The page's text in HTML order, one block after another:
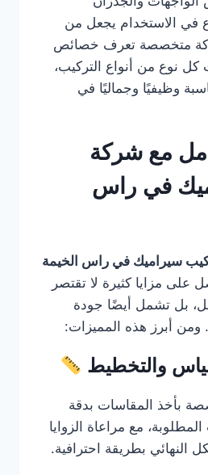
في الاستخدام يجعل من
متخصصة تعرف خصائص
نوع من أنواع التركيب،
وظيفيًا وجماليًا في
مع شركة
في راس
سيراميك في راس الخيمة
على مزايا كثيرة لا تقتصر
بل تشمل أيضًا جودة
ومن أبرز هذه المميزات:
بأخذ المقاسات بدقة
مع مراعاة الزوايا
النهائي بطريقة احترافية.